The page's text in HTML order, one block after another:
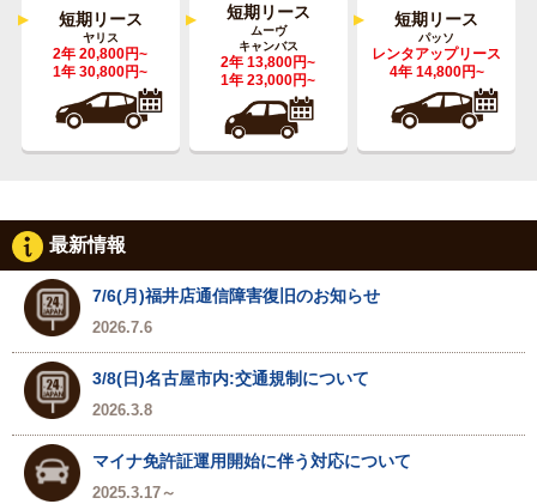
短期リース
ヤリス
2年 20,800円~
1年 30,800円~
短期リース
ムーヴ
キャンバス
2年 13,800円~
1年 23,000円~
短期リース
パッソ
レンタアップリース
4年 14,800円~
最新情報
7/6(月)福井店通信障害復旧のお知らせ
2026.7.6
3/8(日)名古屋市内:交通規制について
2026.3.8
マイナ免許証運用開始に伴う対応について
2025.3.17～